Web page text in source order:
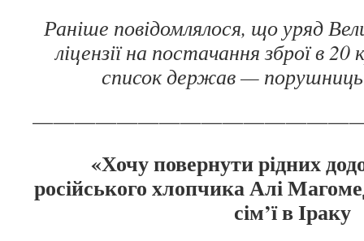
Раніше повідомлялося, що уряд
ліцензії на постачання зброї в 20
список держав —
«Хочу повернути рідних
російського хлопчика Алі
сім’ї в Іраку